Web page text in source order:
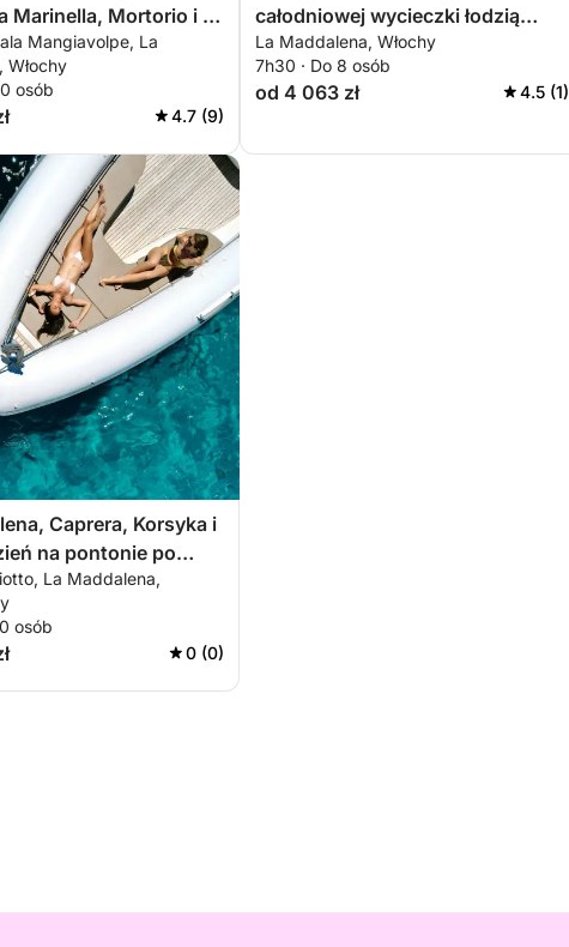
Marinella, Mortorio i La
Mangiavolpe, La
Włochy
osób
4.7 (9)
całodniowej wycieczki łodzią
motorową.
La Maddalena, Włochy
7h30 · Do 8 osób
od 4 063 zł 4.5 (1)
Caprera, Korsyka i
na pontonie po
morzach Morza
La Maddalena,
osób
0 (0)